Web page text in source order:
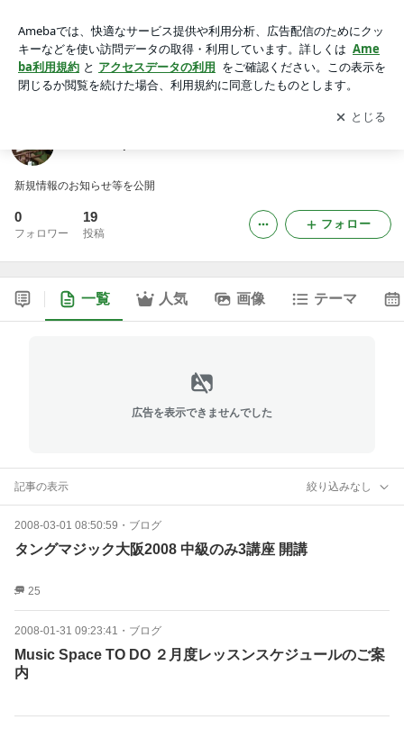
アプリをダウンロードして ブログの更新通知
を受け取りまし
ょう。
開く
新規情報のお知らせ等を公開
0
フォロワー
19
投稿
フォロー
一覧 人気 画像 テーマ
広告を表示できませんでした
記事の表示 絞り込みなし
2008-03-01 08:50:59 ・ ブログ
タングマジック大阪2008 中級のみ3講座 開講
25
2008-01-31 09:23:41 ・ ブログ
Music Space TO DO ２月度レッスンスケジュールのご案
内